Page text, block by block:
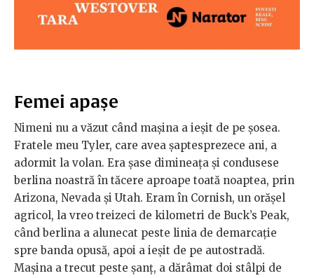
Femei apașe
Nimeni nu a văzut când mașina a ieșit de pe șosea.
Fratele meu Tyler, care avea șaptesprezece ani, a
adormit la volan. Era șase dimineața și condusese
berlina noastră în tăcere aproape toată noaptea, prin
Arizona, Nevada și Utah. Eram în Cornish, un orășel
agricol, la vreo treizeci de kilometri de Buck’s Peak,
când berlina a alunecat peste linia de demarcație
spre banda opusă, apoi a ieșit de pe autostradă.
Mașina a trecut peste șanț, a dărâmat doi stâlpi de